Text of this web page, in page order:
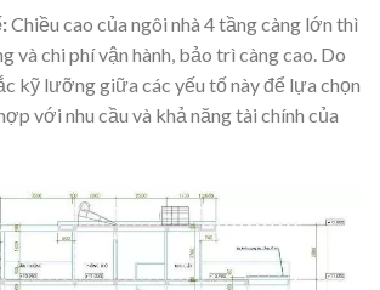
Chiều cao của ngôi nhà 4 tầng càng lớn thì
và chi phí vận hành, bảo trì càng cao. Do
kỹ lưỡng giữa các yếu tố này để lựa chọn
với nhu cầu và khả năng tài chính của